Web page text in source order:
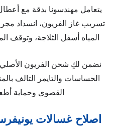
يتعامل مهندسونا بدقة مع
تسريب غاز الفريون، انسداد
المياه أسفل الثلاجة، وتوقف
نضمن لكِ شحن الفريون الأصلي
الحساسات والتايمر التالف
القصوى وحماية
اصلاح غسالات